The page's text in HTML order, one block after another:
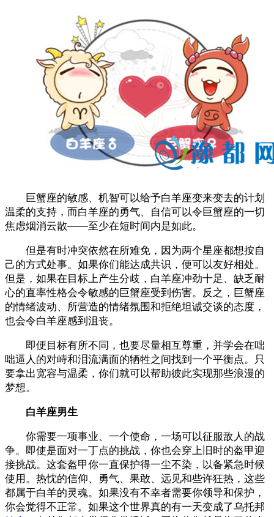
巨蟹座的敏感、机智可以给予白羊座变来变去的计划
温柔的支持，而白羊座的勇气、自信可以令巨蟹座的一切
焦虑烟消云散——至少在短时间内是如此。
但是有时冲突依然在所难免，因为两个星座都想按自
己的方式处事。如果你们能达成共识，便可以友好相处。
但是，如果在目标上产生分歧，白羊座冲劲十足、缺乏耐
心的直率性格会令敏感的巨蟹座受到伤害。反之，巨蟹座
的情绪波动、所营造的情绪氛围和拒绝坦诚交谈的态度，
也会令白羊座感到沮丧。
即便目标有所不同，也要尽量相互尊重，并学会在咄
咄逼人的对峙和泪流满面的牺牲之间找到一个平衡点。只
要拿出宽容与温柔，你们就可以帮助彼此实现那些浪漫的
梦想。
白羊座男生
你需要一项事业、一个使命，一场可以征服敌人的战
争。即使是面对一丁点的挑战，你也会穿上旧时的盔甲迎
接挑战。这套盔甲你一直保护得一尘不染，以备紧急时候
使用。热忱的信仰、勇气、果敢、远见和些许狂热，这些
都属于白羊的灵魂。如果没有不幸者需要你领导和保护，
你会觉得不正常。如果这个世界真的有一天变成了乌托邦